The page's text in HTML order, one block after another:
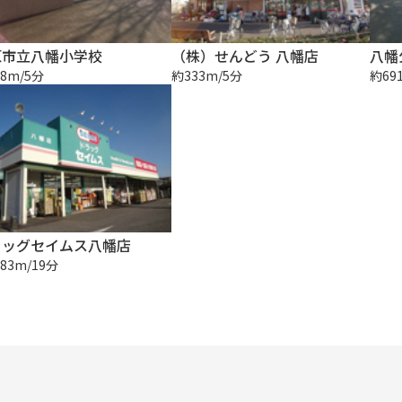
立八幡小学校
5分
（株）せんどう 八幡店
約333m/5分
八
約
グセイムス八幡店
19分